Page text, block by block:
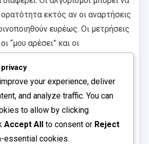
εκτός αν οι αναρτήσεις
ευρέως. Οι μετρήσεις
“μου αρέσει” και οι
τάσεις της πλατφόρμας.
εμπλοκή, χαρακτηριστικά
ενημερώσεις, αλλά
αριθμός χαρακτήρων.
your experience, deliver
and analyze traffic. You can
to allow by clicking
Accept All to consent or Reject
essential cookies.